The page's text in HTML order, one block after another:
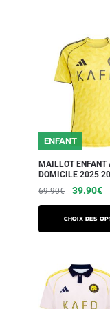
ENFANT
MAILLOT ENFANT
DOMICILE 2025
69.90€
Le
prix
initial
était :
39.90€Le
Choix des
produit
plusieurs
variations.
Les